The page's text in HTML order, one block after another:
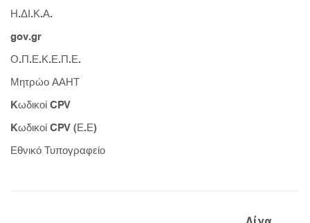
Η.ΔΙ.Κ.Α.
gov.gr
Ο.Π.Ε.Κ.Ε.Π.Ε.
Μητρώο ΑΑΗΤ
Kωδικοί CPV
Kωδικοί CPV (Ε.Ε)
Εθνικό Τυπογραφείο